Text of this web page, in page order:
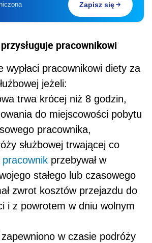
Zapisz się
pracownikowi
wypłaci pracownikowi diety za
jeżeli:
trwa krócej niż 8 godzin,
do miejscowości pobytu
pracownika,
służbowej trwającej co
pracownik przebywał w
stałego lub czasowego
zwrot kosztów przejazdu do
i z powrotem w dniu wolnym
w czasie podróży